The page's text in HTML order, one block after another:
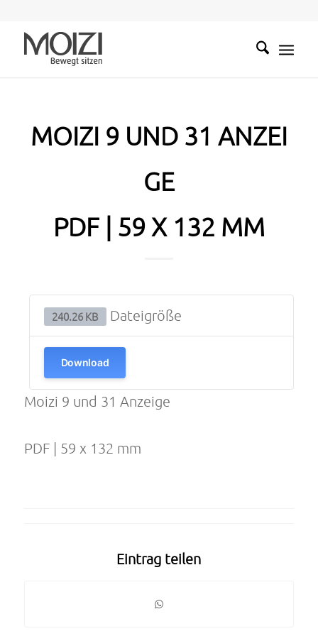
MOIZI 9 UND 31 ANZEI
GE
PDF | 59 X 132 MM
240.26 KB Dateigröße
Download
Moizi 9 und 31 Anzeige
PDF | 59 x 132 mm
Eintrag teilen